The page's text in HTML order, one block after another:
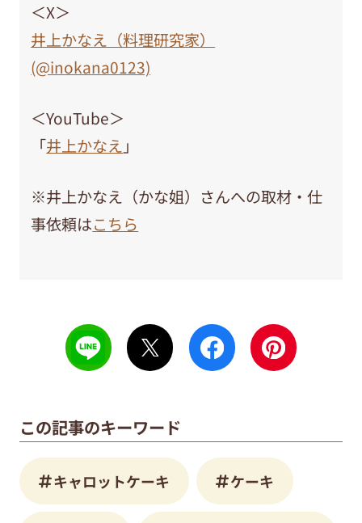
＜X＞
井上かなえ（料理研究家）
(@inokana0123)
＜YouTube＞
「井上かなえ 」
※井上かなえ（かな姐）さんへの取材・仕
事依頼はこちら
この記事のキーワード
キャロットケーキ ケーキ